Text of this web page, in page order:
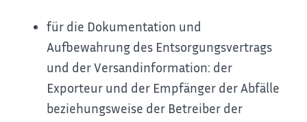
für die Dokumentation und
Aufbewahrung des Entsorgungsvertrags
und der Versandinformation: der
Exporteur und der Empfänger der Abfälle
beziehungsweise der Betreiber der